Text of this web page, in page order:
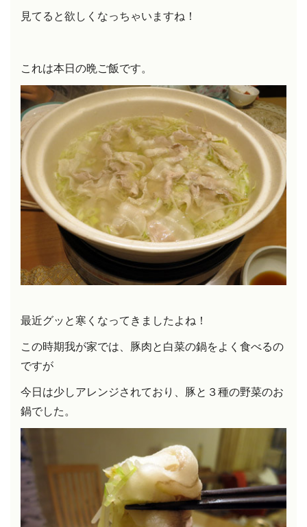
見てると欲しくなっちゃいますね！
これは本日の晩ご飯です。
最近グッと寒くなってきましたよね！
この時期我が家では、豚肉と白菜の鍋をよく食べるの
ですが
今日は少しアレンジされており、豚と３種の野菜のお
鍋でした。